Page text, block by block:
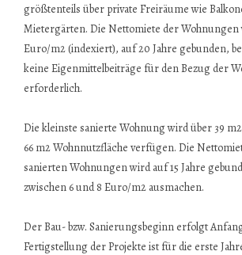
größtenteils über private Freiräume wie
Mietergärten. Die Nettomiete der
Euro/m2 (indexiert), auf 20 Jahre gebunden,
keine Eigenmittelbeiträge für den Bezug der
erforderlich.
Die kleinste sanierte Wohnung wird über 39
66 m2 Wohnnutzfläche verfügen. Die
sanierten Wohnungen wird auf 15 Jahre
zwischen 6 und 8 Euro/m2 ausmachen.
Der Bau- bzw. Sanierungsbeginn erfolgt
Fertigstellung der Projekte ist für die erste